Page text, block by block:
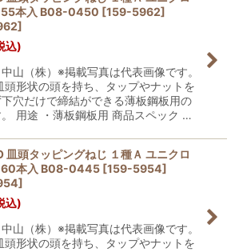
本入 B08-0450 [159-5962]
]
込)
中山（株）※掲載写真は代表画像です。
頭形状の頭を持ち、タップやナットを
穴だけで締結ができる薄板鋼板用の
用途 ・薄板鋼板用 商品スペック …
皿頭タッピングねじ １種Ａ ユニクロ
本入 B08-0445 [159-5954]
]
込)
中山（株）※掲載写真は代表画像です。
頭形状の頭を持ち、タップやナットを